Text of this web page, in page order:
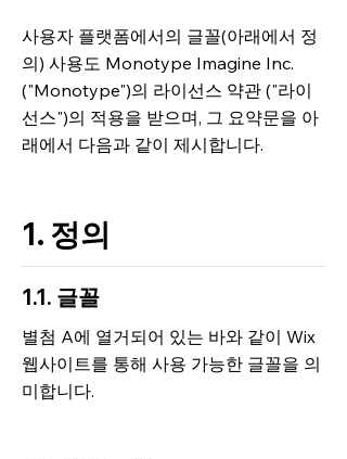
사용자 플랫폼에서의 글꼴(아래에서 정
의) 사용도 Monotype Imagine Inc.
("Monotype")의 라이선스 약관 ("라이
선스")의 적용을 받으며, 그 요약문을 아
래에서 다음과 같이 제시합니다.
1. 정의
1.1. 글꼴
별첨 A에 열거되어 있는 바와 같이 Wix
웹사이트를 통해 사용 가능한 글꼴을 의
미합니다.